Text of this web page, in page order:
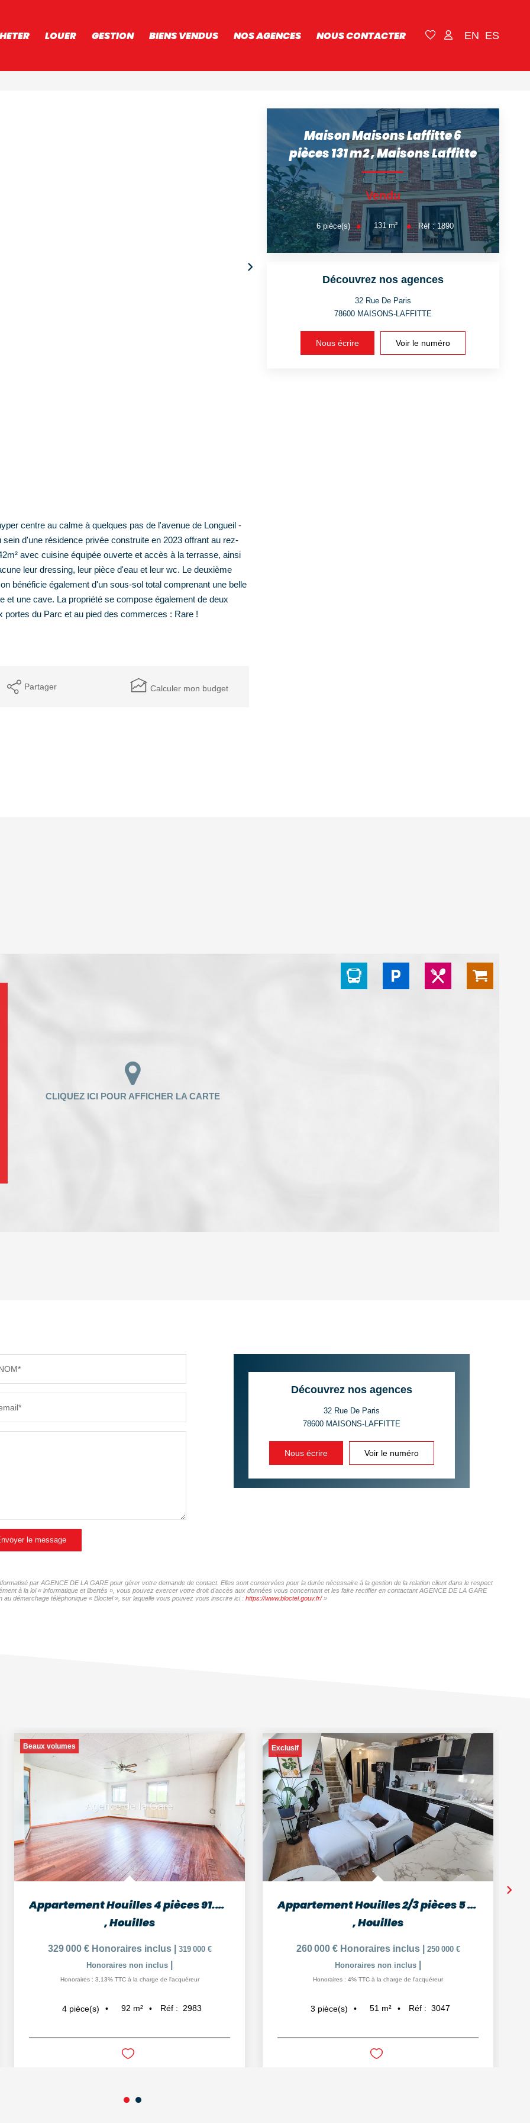
LOUER GESTION BIENS VENDUS NOS AGENCES NOUS CONTACTER EN ES
centre au calme à quelques pas de l'avenue de Longueil -
d'une résidence privée construite en 2023 offrant au rez-
avec cuisine équipée ouverte et accès à la terrasse, ainsi
leur dressing, leur pièce d'eau et leur wc. Le deuxième
bénéficie également d'un sous-sol total comprenant une belle
et une cave. La propriété se compose également de deux
portes du Parc et au pied des commerces : Rare !
Partager Calculer mon budget
Maison Maisons Laffitte 6
pièces 131 m2,Maisons Laffitte
Vendu
6pièce(s) 131m² Réf :1890
Découvrez nos agences
32 Rue De Paris
78600 MAISONS-LAFFITTE
Nous écrire Voir le numéro
COMMERCES
le message
Découvrez nos agences
32 Rue De Paris
78600 MAISONS-LAFFITTE
Nous écrire Voir le numéro
par AGENCE DE LA GARE pour gérer votre demande de contact. Elles sont conservées pour la durée nécessaire à la gestion de la relation client dans le respect
à la loi « informatique et libertés », vous pouvez exercer votre droit d'accès aux données vous concernant et les faire rectifier en contactant AGENCE DE LA GARE
démarchage téléphonique « Bloctel », sur laquelle vous pouvez vous inscrire ici : https://www.bloctel.gouv.fr/»
Beaux volumes
Appartement Houilles 4 pièces 91.62 m² - 15 minutes Gare et...
,Houilles
329 000 € Honoraires inclus
319 000 €
Honoraires non inclus
Honoraires : 3,13% TTC à la charge de l'acquéreur
4 pièce(s) 92 m² Réf : 2983
Exclusif
Appartement Houilles 2/3 pièces 5 minutes Gare
,Houilles
260 000 € Honoraires inclus
250 000 €
Honoraires non inclus
Honoraires : 4% TTC à la charge de l'acquéreur
3 pièce(s) 51 m² Réf : 3047